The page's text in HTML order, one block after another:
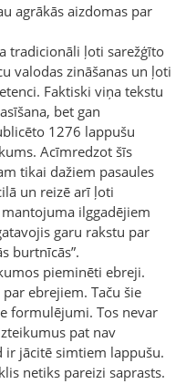
agrākās aizdomas par
tradicionāli ļoti sarežģīto
valodas zināšanas un ļoti
Faktiski viņa tekstu
bet gan
1276 lappušu
Acīmredzot šīs
tikai dažiem pasaules
un reizē arī ļoti
ilggadējiem
garu rakstu par
burtnīcās”.
pieminēti ebreji.
ebrejiem. Taču šie
formulējumi. Tos nevar
pat nav
ir jācitē simtiem lappušu.
netiks pareizi saprasts.